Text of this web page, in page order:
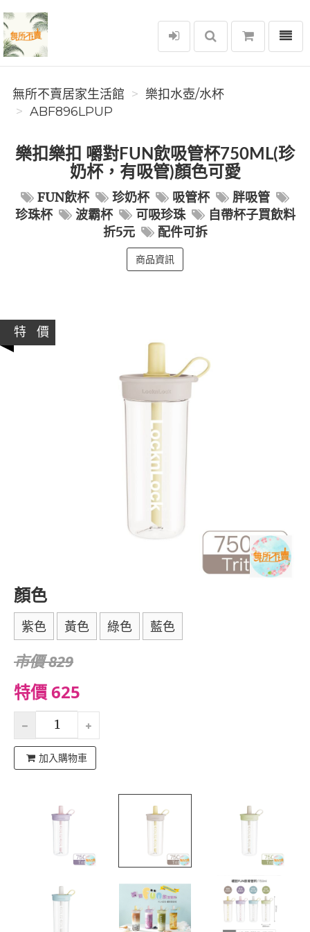
無所不賣居家生活館
選單
無所不賣居家生活館
樂扣水壺/水杯
ABF896LPUP
樂扣樂扣 嚼對FUN飲吸管杯750ML(珍
奶杯，有吸管)顏色可愛
FUN飲杯 珍奶杯 吸管杯
胖吸管
珍珠杯
波霸杯 可吸珍珠
自帶杯子買飲料
折5元
配件可拆
商品資訊
特 價
顏色
紫色 黃色 綠色 藍色
市價 829
特價 625
加入購物車